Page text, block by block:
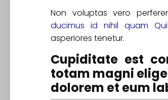
Non voluptas vero
ducimus id nihil quam
asperiores tenetur.
Cupiditate est
totam magni
dolorem et eum